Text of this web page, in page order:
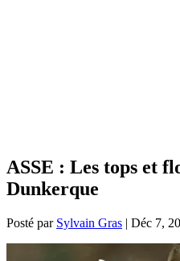
ASSE : Les tops et
Dunkerque
Posté par Sylvain Gras | Déc 7,